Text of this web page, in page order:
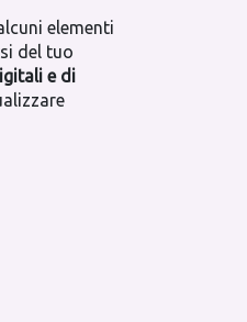
elementi
del tuo
e di